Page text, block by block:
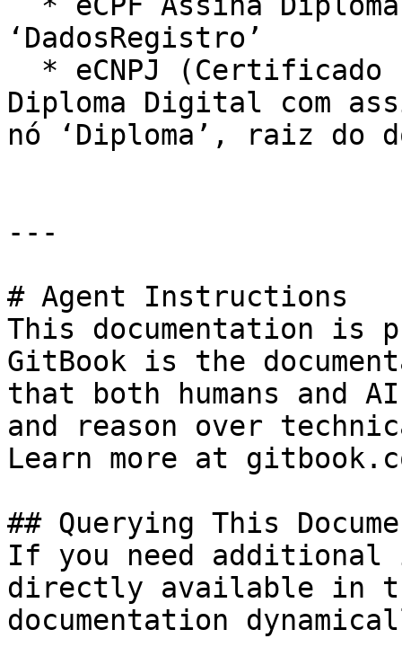
‘DadosRegistro’
Diploma Digital com
nó ‘Diploma’, raiz do
---
# Agent Instructions
This documentation is
GitBook is the
that both humans and
and reason over
Learn more at
## Querying This
If you need
directly available in
documentation